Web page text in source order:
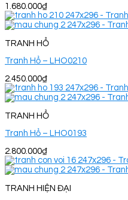
1.680.000₫
TRANH HỔ
Tranh Hổ – LHO0210
2.450.000₫
TRANH HỔ
Tranh Hổ – LHO0193
2.800.000₫
TRANH HIỆN ĐẠI